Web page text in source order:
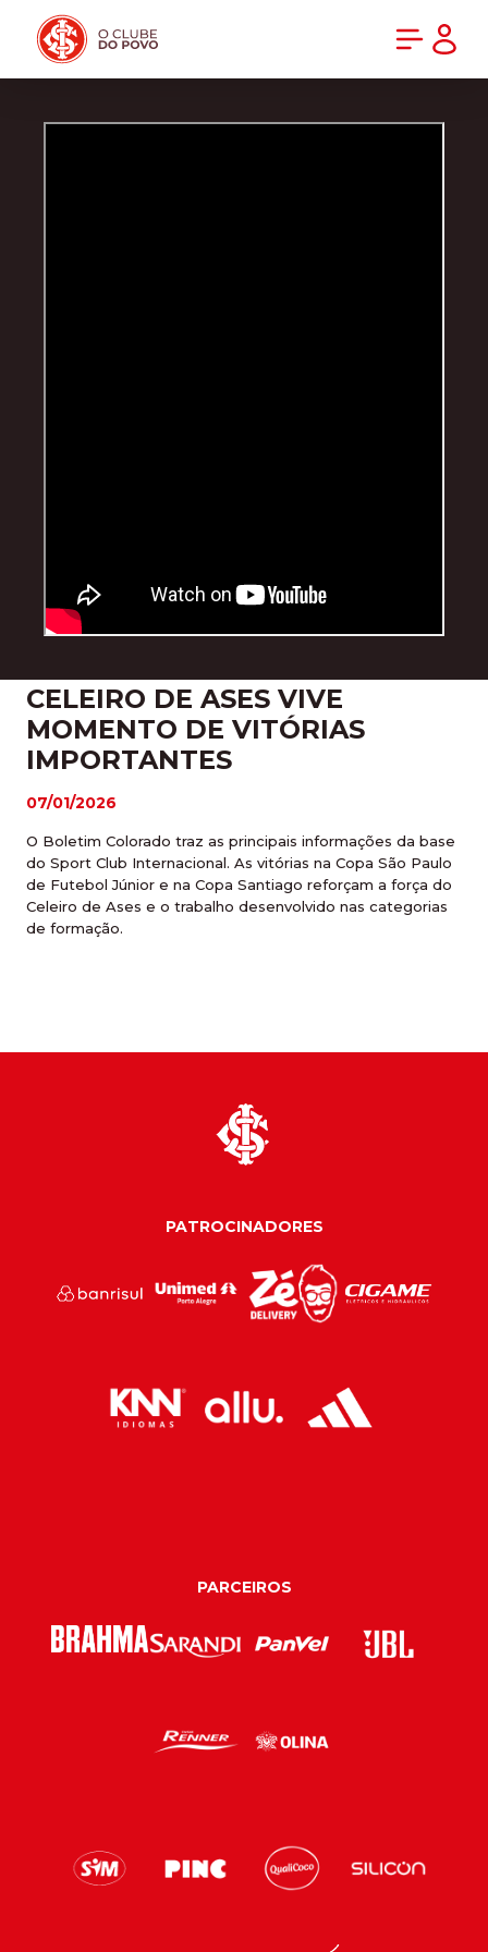
CELEIRO DE ASES VIVE
MOMENTO DE VITÓRIAS
IMPORTANTES
07/01/2026
O Boletim Colorado traz as principais informações da base
do Sport Club Internacional. As vitórias na Copa São Paulo
de Futebol Júnior e na Copa Santiago reforçam a força do
Celeiro de Ases e o trabalho desenvolvido nas categorias
de formação.
PATROCINADORES
PARCEIROS